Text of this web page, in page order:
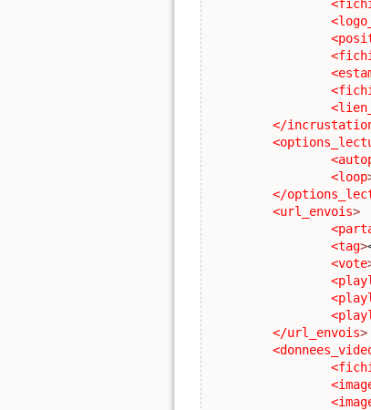
</
<loop
</
<url_envois>
<tag>
<vote
</url_envois>